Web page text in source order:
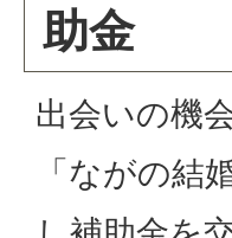
助金
出会いの機
「ながの結